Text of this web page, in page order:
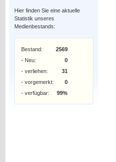
Hier finden Sie eine aktuelle
Statistik unseres
Medienbestands:
Bestand:
2569
- Neu:
0
- verliehen:
31
- vorgemerkt:
0
- verfügbar:
99%